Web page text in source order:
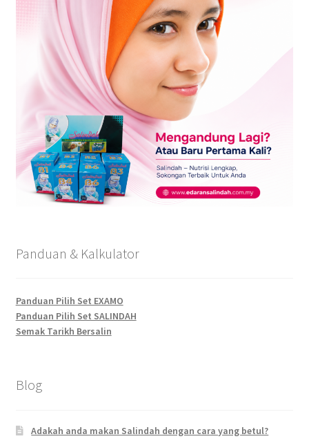
Panduan & Kalkulator
Panduan Pilih Set EXAMO
Panduan Pilih Set SALINDAH
Semak Tarikh Bersalin
Blog
Adakah anda makan Salindah dengan cara yang betul?